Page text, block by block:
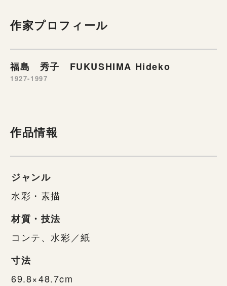
作家プロフィール
福島 秀子 FUKUSHIMA Hideko
1927-1997
作品情報
ジャンル
水彩・素描
材質・技法
コンテ、水彩／紙
寸法
69.8×48.7cm